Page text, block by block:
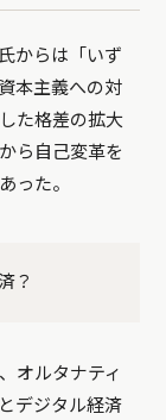
からは「いず
本主義への対
た格差の拡大
ら自己変革を
った。
？
オルタナティ
デジタル経済